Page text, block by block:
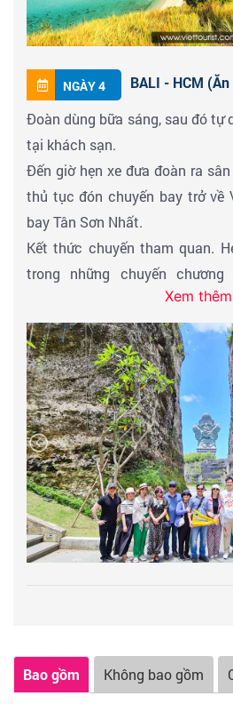
NGÀY 4
BALI - HCM
Đoàn dùng bữa sáng, sau đó tự
tại khách sạn.
Đến giờ hẹn xe đưa đoàn ra
thủ tục đón chuyến bay trở về
bay Tân Sơn Nhất.
Kết thức chuyến tham quan.
trong những chuyến
Xem thêm
Bao gồm Không bao gồm